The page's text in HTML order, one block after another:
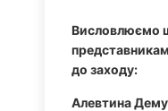
Висловлюємо
до заходу:
Алевтина